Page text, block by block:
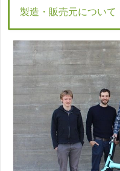
製造・販売元について